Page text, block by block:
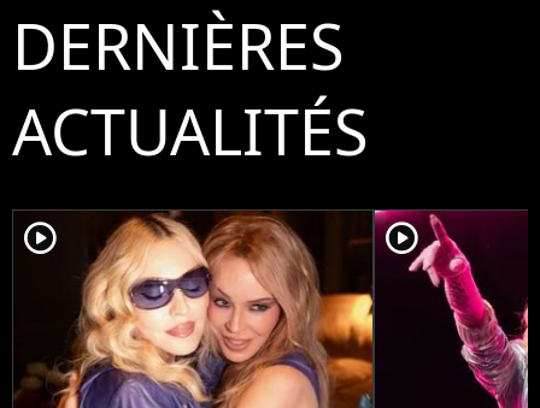
DERNIÈRES
ACTUALITÉS
player2 player2